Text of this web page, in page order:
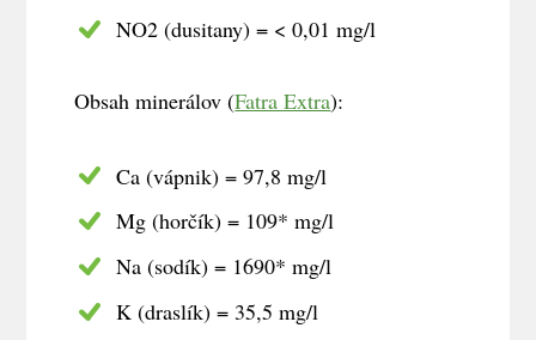
NO2 (dusitany) = < 0,01 mg/l
Obsah minerálov (Fatra Extra):
Ca (vápnik) = 97,8 mg/l
Mg (horčík) = 109* mg/l
Na (sodík) = 1690* mg/l
K (draslík) = 35,5 mg/l